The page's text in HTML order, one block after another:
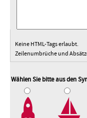
Keine HTML-Tags erlaubt.
Zeilenumbrüche und
Wählen Sie bitte aus den